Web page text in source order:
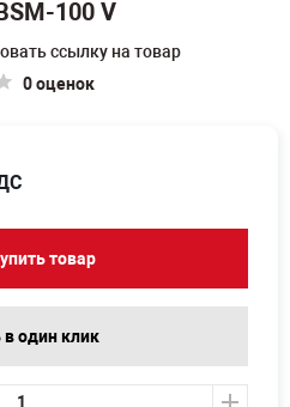
100 V
0 оценок
товар
в один клик